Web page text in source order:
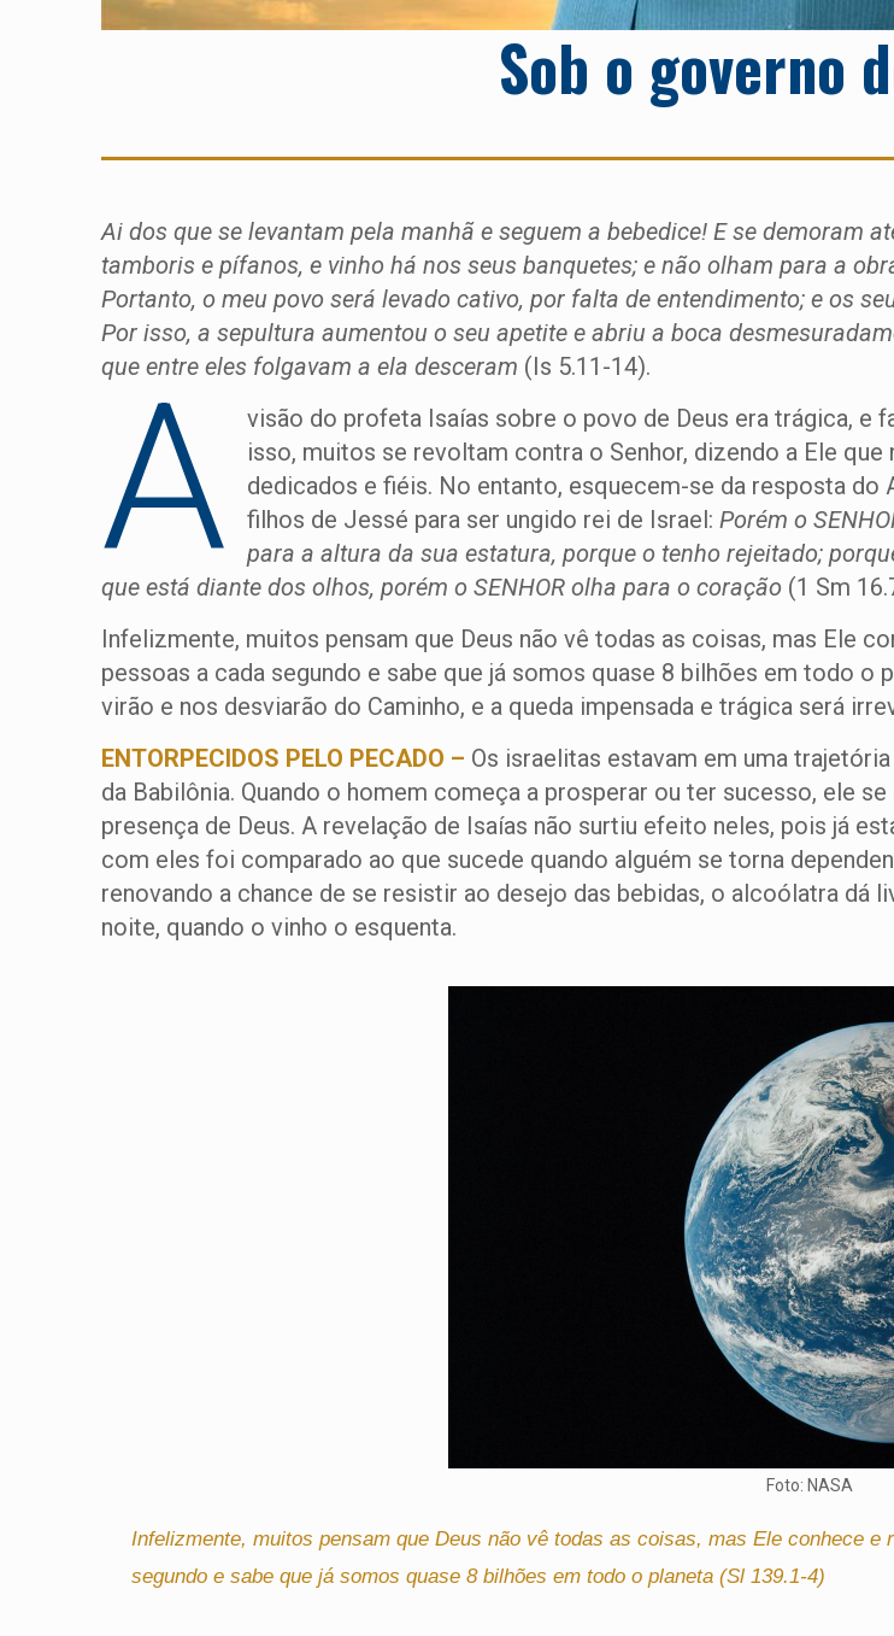
Sob o governo
Ai dos que se levantam pela manhã e seguem a bebedice! E se demoram
tamboris e pífanos, e vinho há nos seus banquetes; e não olham para a
Portanto, o meu povo será levado cativo, por falta de entendimento; e os
Por isso, a sepultura aumentou o seu apetite e abriu a boca
que entre eles folgavam a ela desceram (Is 5.11-14).
A
visão do profeta Isaías sobre o povo de Deus era trágica, e
isso, muitos se revoltam contra o Senhor, dizendo a Ele
dedicados e fiéis. No entanto, esquecem-se da resposta do
filhos de Jessé para ser ungido rei de Israel: Porém o
para a altura da sua estatura, porque o tenho rejeitado;
que está diante dos olhos, porém o SENHOR olha para o coração (1 Sm
Infelizmente, muitos pensam que Deus não vê todas as coisas, mas Ele
pessoas a cada segundo e sabe que já somos quase 8 bilhões em todo o
virão e nos desviarão do Caminho, e a queda impensada e trágica será
ENTORPECIDOS PELO PECADO – Os israelitas estavam em uma
da Babilônia. Quando o homem começa a prosperar ou ter sucesso, ele
presença de Deus. A revelação de Isaías não surtiu efeito neles, pois já
com eles foi comparado ao que sucede quando alguém se torna
renovando a chance de se resistir ao desejo das bebidas, o alcoólatra dá
noite, quando o vinho o esquenta.
Foto: NASA
Infelizmente, muitos pensam que Deus não vê todas as coisas, mas Ele conhece
segundo e sabe que já somos quase 8 bilhões em todo o planeta (Sl 139.1-4)